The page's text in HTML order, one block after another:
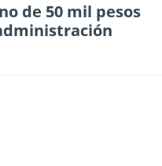
de 50 mil pesos